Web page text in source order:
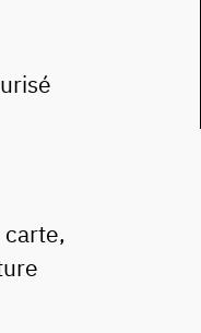
carte,